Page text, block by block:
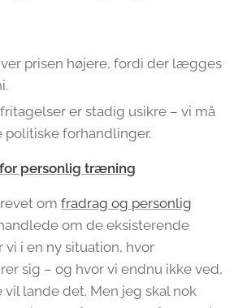
prisen højere, fordi der lægges
er stadig usikre – vi må
politiske forhandlinger.
personlig træning
om fradrag og personlig
om de eksisterende
vi i en ny situation, hvor
sig – og hvor vi endnu ikke ved,
lande det. Men jeg skal nok